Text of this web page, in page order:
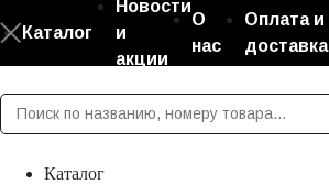
Каталог
Новости
и
акции
О
нас
Оплата и
доставка
Каталог